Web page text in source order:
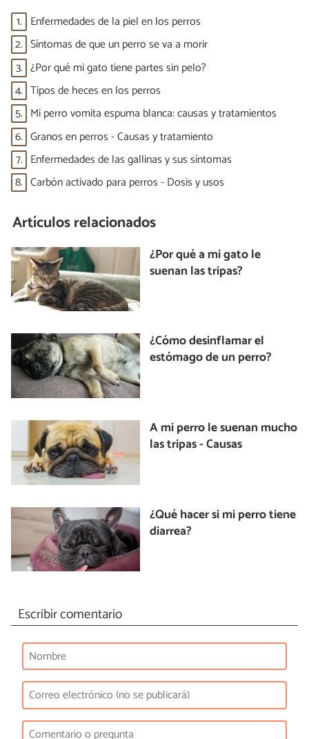
1. Enfermedades de la piel en los perros
2. Síntomas de que un perro se va a morir
3. ¿Por qué mi gato tiene partes sin pelo?
4. Tipos de heces en los perros
5. Mi perro vomita espuma blanca: causas y tratamientos
6. Granos en perros - Causas y tratamiento
7. Enfermedades de las gallinas y sus síntomas
8. Carbón activado para perros - Dosis y usos
Artículos relacionados
¿Por qué a mi gato le
suenan las tripas?
¿Cómo desinflamar el
estómago de un perro?
A mi perro le suenan mucho
las tripas - Causas
¿Qué hacer si mi perro tiene
diarrea?
Escribir comentario